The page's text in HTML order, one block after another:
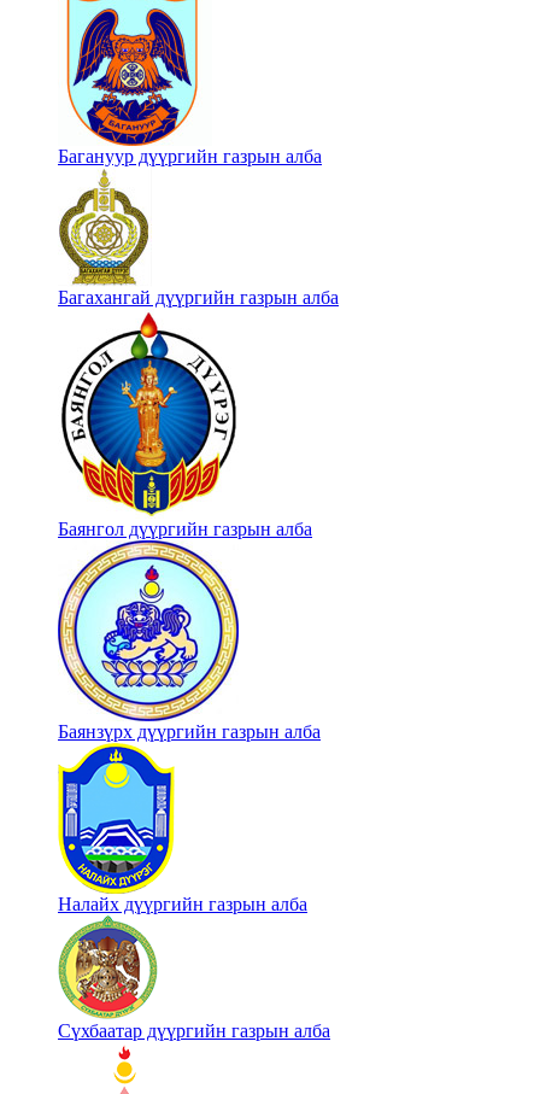
Багануур дүүргийн газрын алба
Багахангай дүүргийн газрын алба
Баянгол дүүргийн газрын алба
Баянзүрх дүүргийн газрын алба
Налайх дүүргийн газрын алба
Сүхбаатар дүүргийн газрын алба